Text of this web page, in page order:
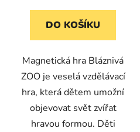
DO KOŠÍKU
Magnetická hra Bláznivá
ZOO je veselá vzdělávací
hra, která dětem umožní
objevovat svět zvířat
hravou formou. Děti